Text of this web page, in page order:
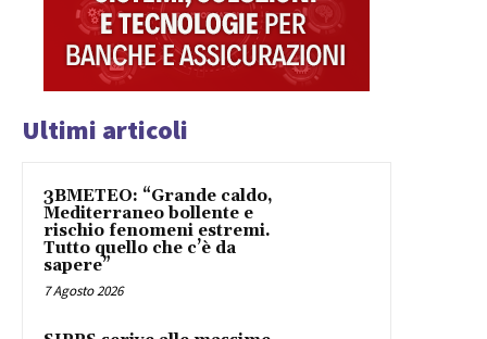
Ultimi articoli
3BMETEO: “Grande caldo,
Mediterraneo bollente e
rischio fenomeni estremi.
Tutto quello che c’è da
sapere”
7 Agosto 2026